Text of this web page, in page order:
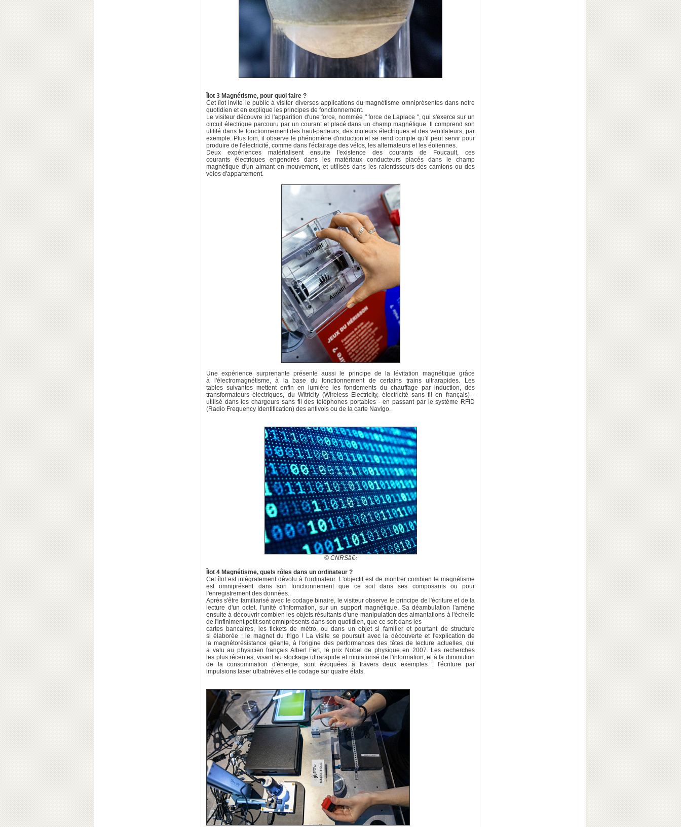
Îlot 3 Magnétisme, pour quoi faire ?
Cet îlot invite le public à visiter diverses applications du magnétisme omniprésentes dans notre
quotidien et en explique les principes de fonctionnement.
Le visiteur découvre ici l'apparition d'une force, nommée " force de Laplace ", qui s'exerce sur un
circuit électrique parcouru par un courant et placé dans un champ magnétique. Il comprend son
utilité dans le fonctionnement des haut-parleurs, des moteurs électriques et des ventilateurs, par
exemple. Plus loin, il observe le phénomène d'induction et se rend compte qu'il peut servir pour
produire de l'électricité, comme dans l'éclairage des vélos, les alternateurs et les éoliennes.
Deux expériences matérialisent ensuite l'existence des courants de Foucault, ces
courants électriques engendrés dans les matériaux conducteurs placés dans le champ
magnétique d'un aimant en mouvement, et utilisés dans les ralentisseurs des camions ou des
vélos d'appartement.
Une expérience surprenante présente aussi le principe de la lévitation magnétique grâce
à l'électromagnétisme, à la base du fonctionnement de certains trains ultrarapides. Les
tables suivantes mettent enfin en lumière les fondements du chauffage par induction, des
transformateurs électriques, du Witricity (Wireless Electricity, électricité sans fil en français) -
utilisé dans les chargeurs sans fil des téléphones portables - en passant par le système RFID
(Radio Frequency Identification) des antivols ou de la carte Navigo.
© CNRSâ€‹
Îlot 4 Magnétisme, quels rôles dans un ordinateur ?
Cet îlot est intégralement dévolu à l'ordinateur. L'objectif est de montrer combien le magnétisme
est omniprésent dans son fonctionnement que ce soit dans ses composants ou pour
l'enregistrement des données.
Après s'être familiarisé avec le codage binaire, le visiteur observe le principe de l'écriture et de la
lecture d'un octet, l'unité d'information, sur un support magnétique. Sa déambulation l'amène
ensuite à découvrir combien les objets résultants d'une manipulation des aimantations à l'échelle
de l'infiniment petit sont omniprésents dans son quotidien, que ce soit dans les
cartes bancaires, les tickets de métro, ou dans un objet si familier et pourtant de structure
si élaborée : le magnet du frigo ! La visite se poursuit avec la découverte et l'explication de
la magnétorésistance géante, à l'origine des performances des têtes de lecture actuelles, qui
a valu au physicien français Albert Fert, le prix Nobel de physique en 2007. Les recherches
les plus récentes, visant au stockage ultrarapide et miniaturisé de l'information, et à la diminution
de la consommation d'énergie, sont évoquées à travers deux exemples : l'écriture par
impulsions laser ultrabrèves et le codage sur quatre états.